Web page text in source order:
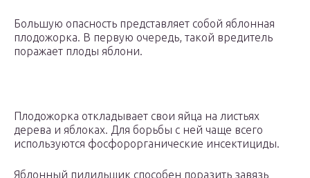
Большую опасность представляет собой яблонная
плодожорка. В первую очередь, такой вредитель
поражает плоды яблони.
Плодожорка откладывает свои яйца на листьях
дерева и яблоках. Для борьбы с ней чаще всего
используются фосфорорганические инсектициды.
Яблонный пилильщик способен поразить завязь